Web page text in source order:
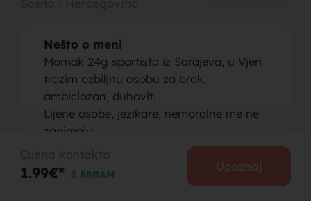
Nešto o meni
Momak 24g sportista iz Sarajeva, u Vjeri
trazim ozbiljnu osobu za brak,
ambiciozan, duhovit,
Lijene osobe, jezikare, nemoralne me ne
zanimaju
Osoba koju tražim
Radna,blaga,nježna, ženstvena,
1.99€* 3.88BAM
Upoznaj
muskarci
za brak,